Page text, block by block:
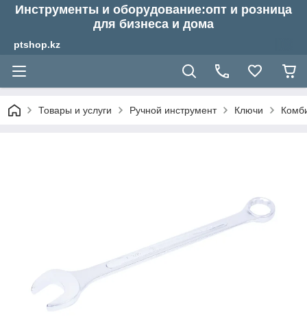
Инструменты и оборудование:опт и розница
для бизнеса и дома
ptshop.kz
Товары и услуги Ручной инструмент Ключи